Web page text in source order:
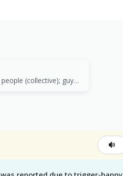
person; human; people (collective); guy (colloquial)